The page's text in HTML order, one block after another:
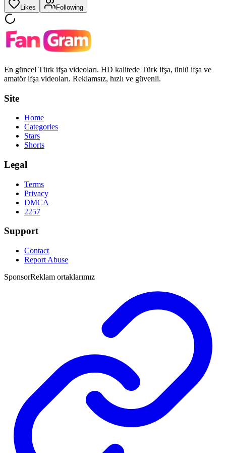
Likes Following
En güncel Türk ifşa videoları. HD kalitede Türk ifşa, ünlü ifşa ve
amatör ifşa videoları. Reklamsız, hızlı ve güvenli.
Site
Home
Categories
Stars
Shorts
Legal
Terms
Privacy
DMCA
2257
Support
Contact
Report Abuse
SponsorReklam ortaklarımız